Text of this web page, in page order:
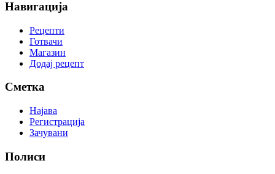
Навигација
Рецепти
Готвачи
Магазин
Додај рецепт
Сметка
Најава
Регистрација
Зачувани
Полиси